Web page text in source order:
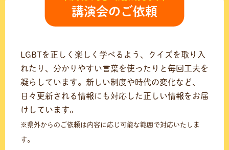
講演会のご依頼
LGBTを正しく楽しく学べるよう、クイズを取り入
れたり、分かりやすい言葉を使ったりと毎回工夫を
凝らしています。新しい制度や時代の変化など、
日々更新される情報にも対応した正しい情報をお届
けしています。
※県外からのご依頼は内容に応じ可能な範囲で対応いたしま
す。